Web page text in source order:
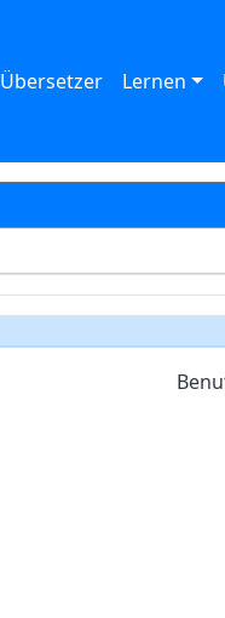
Übersetzer Lernen